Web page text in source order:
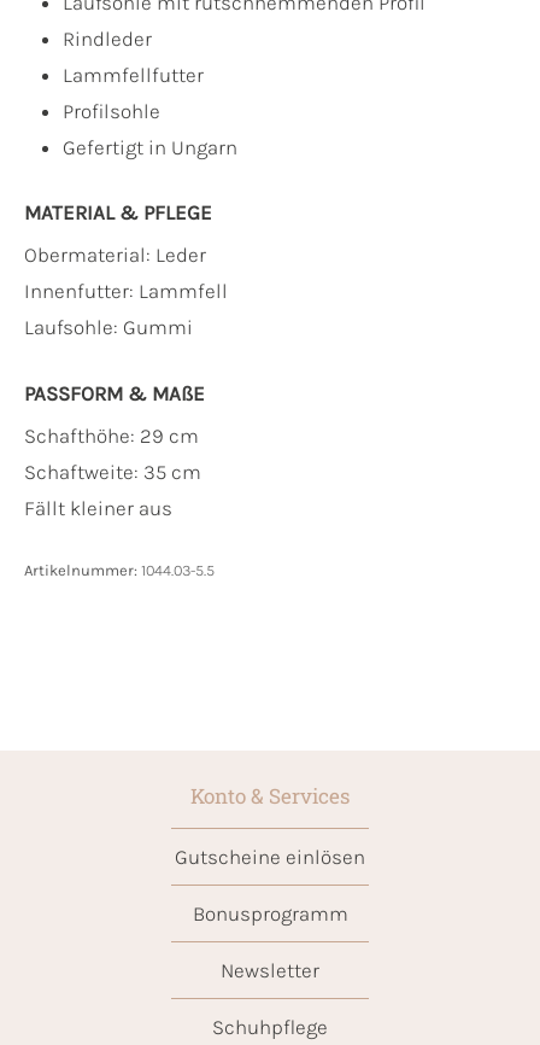
Rindleder
Lammfellfutter
Profilsohle
Gefertigt in Ungarn
MATERIAL & PFLEGE
Obermaterial: Leder
Innenfutter: Lammfell
Laufsohle: Gummi
PASSFORM & MAẞE
Schafthöhe: 29 cm
Schaftweite: 35 cm
Fällt kleiner aus
Artikelnummer: 1044.03-5.5
Konto & Services
Gutscheine einlösen
Bonusprogramm
Newsletter
Schuhpflege